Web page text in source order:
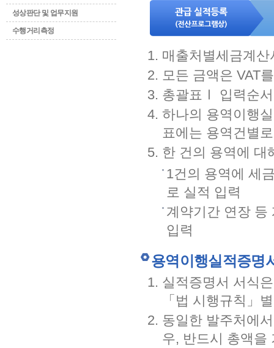
성상판단 및 업무지원
수행거리측정
매출처별세금계
모든 금액은 VAT
총괄표Ⅰ 입력순
하나의 용역이행
표에는 용역건별
한 건의 용역에 대
1건의 용역에 세
로 실적 입력
계약기간 연장 등
입력
용역이행실적증명
실적증명서 서식
「법 시행규칙」
동일한 발주처에
우, 반드시 총액을